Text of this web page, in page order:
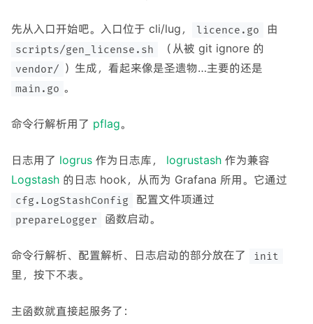
先从入口开始吧。入口位于 cli/lug， licence.go 由
scripts/gen_license.sh （从被 git ignore 的
vendor/ ）生成，看起来像是圣遗物…主要的还是
main.go 。
命令行解析用了 pflag。
日志用了 logrus 作为日志库， logrustash 作为兼容
Logstash 的日志 hook，从而为 Grafana 所用。它通过
cfg.LogStashConfig 配置文件项通过
prepareLogger 函数启动。
命令行解析、配置解析、日志启动的部分放在了 init
里，按下不表。
主函数就直接起服务了：